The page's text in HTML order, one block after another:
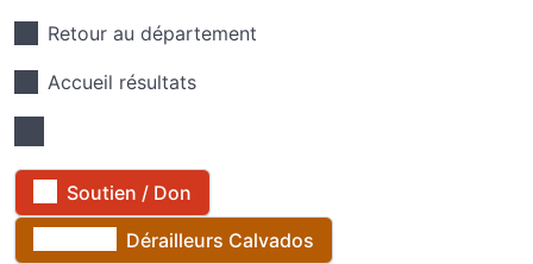
Retour au département
Accueil résultats
Soutien / Don
Dérailleurs Calvados